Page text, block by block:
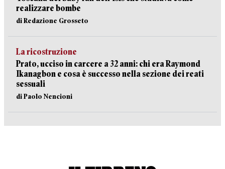
realizzare bombe
di Redazione Grosseto
La ricostruzione
Prato, ucciso in carcere a 32 anni: chi era Raymond
Ikanagbon e cosa è successo nella sezione dei reati
sessuali
di Paolo Nencioni